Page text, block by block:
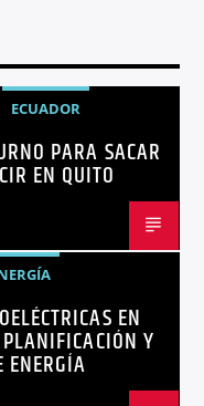
ECUADOR
PARA SACAR
EN QUITO
EN
Y
ENERGÍA